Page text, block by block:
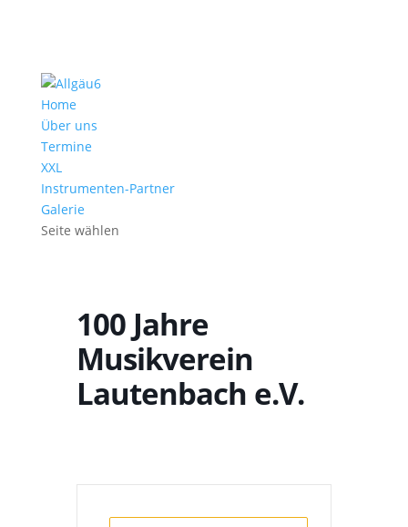
Home
Über uns
Termine
XXL
Instrumenten-Partner
Galerie
Seite wählen
100 Jahre
Musikverein
Lautenbach e.V.